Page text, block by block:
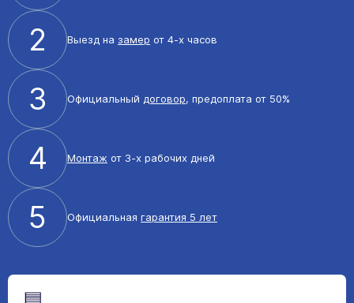
2 Выезд на замер от 4-х часов
3 Официальный договор, предоплата от 50%
4 Монтаж от 3-х рабочих дней
5 Официальная гарантия 5 лет